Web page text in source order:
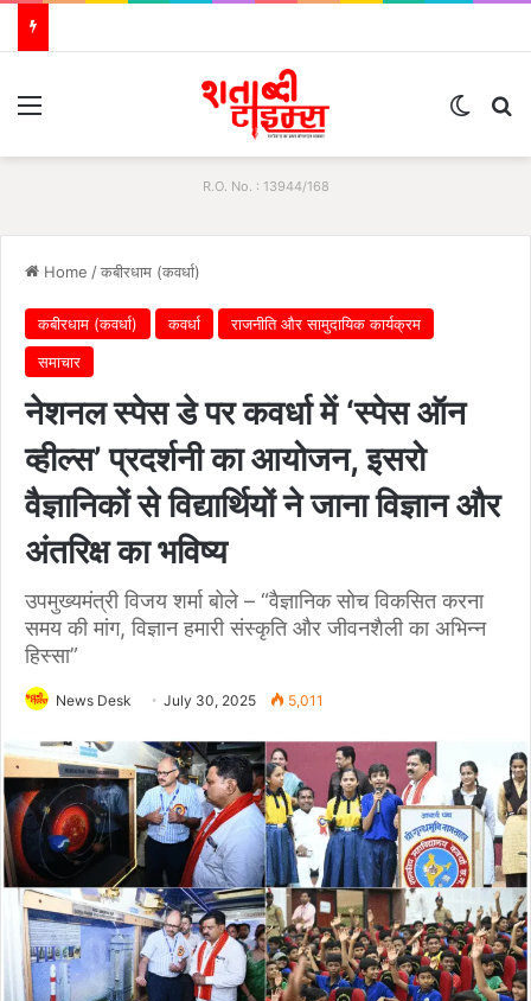
R.O. No. : 13944/168
Home /कबीरधाम (कवर्धा)
कबीरधाम (कवर्धा) कवर्धा
राजनीति और सामुदायिक कार्यक्रम
समाचार
नेशनल स्पेस डे पर कवर्धा में ‘स्पेस ऑन
व्हील्स’ प्रदर्शनी का आयोजन, इसरो
वैज्ञानिकों से विद्यार्थियों ने जाना विज्ञान और
अंतरिक्ष का भविष्य
उपमुख्यमंत्री विजय शर्मा बोले – “वैज्ञानिक सोच विकसित करना
समय की मांग, विज्ञान हमारी संस्कृति और जीवनशैली का अभिन्न
हिस्सा”
News Desk July 30, 2025 5,011